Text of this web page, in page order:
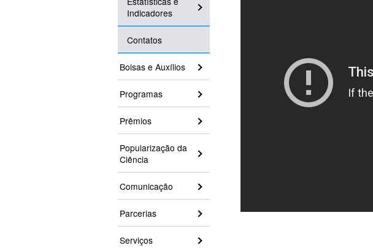
Indicadores
Contatos
Bolsas e Auxílios
Programas
Prêmios
Popularização da
Ciência
Comunicação
Parcerias
Serviços